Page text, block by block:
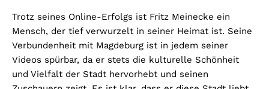
Trotz seines Online-Erfolgs ist Fritz Meinecke ein
Mensch, der tief verwurzelt in seiner Heimat ist. Seine
Verbundenheit mit Magdeburg ist in jedem seiner
Videos spürbar, da er stets die kulturelle Schönheit
und Vielfalt der Stadt hervorhebt und seinen